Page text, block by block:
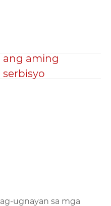
ang aming
serbisyo
ugnayan sa mga